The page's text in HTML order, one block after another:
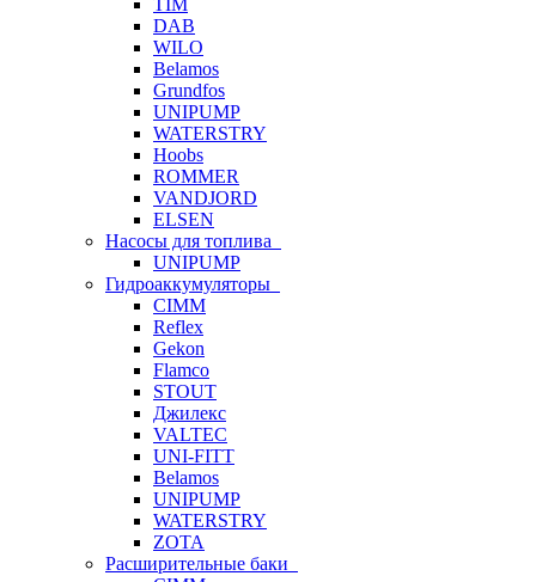
TIM
DAB
WILO
Belamos
Grundfos
UNIPUMP
WATERSTRY
Hoobs
ROMMER
VANDJORD
ELSEN
Насосы для топлива
UNIPUMP
Гидроаккумуляторы
CIMM
Reflex
Gekon
Flamco
STOUT
Джилекс
VALTEC
UNI-FITT
Belamos
UNIPUMP
WATERSTRY
ZOTA
Расширительные баки